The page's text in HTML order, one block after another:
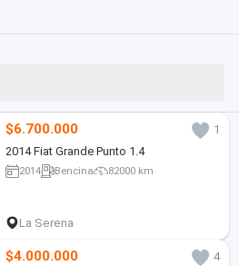
$6.700.000
1
2014 Fiat Grande Punto 1.4
2014 Bencina 82000 km
La Serena
$4.000.000
4